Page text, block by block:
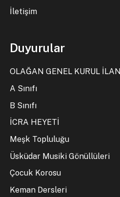
İletişim
Duyurular
OLAĞAN GENEL KURUL İLANI
A Sınıfı
B Sınıfı
İCRA HEYETİ
Meşk Topluluğu
Üsküdar Musiki Gönüllüleri
Çocuk Korosu
Keman Dersleri